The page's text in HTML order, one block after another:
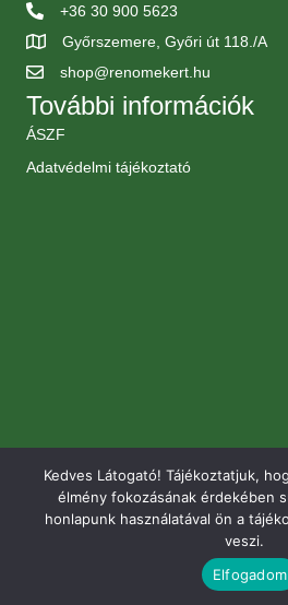
+36 30 900 5623
Győrszemere, Győri út 118./A
shop@renomekert.hu
További információk
ÁSZF
Adatvédelmi tájékoztató
© 2026 Renomé Kertészet.
Kedves Látogató! Tájékoztatjuk,
élmény fokozásának érdekében
honlapunk használatával ön a
veszi.
Elfogadom